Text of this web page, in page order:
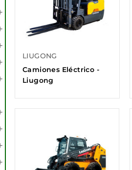
LIUGONG
Camiones Eléctrico -
Liugong